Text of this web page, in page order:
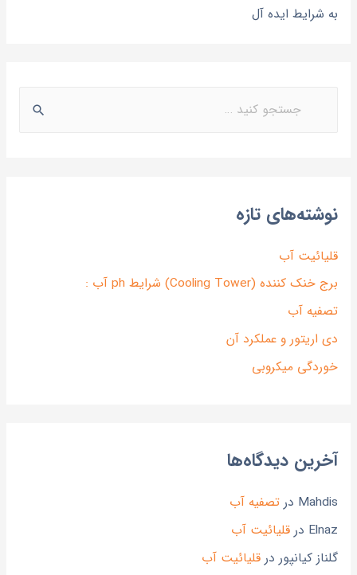
به شرایط ایده آل
نوشته‌های تازه
قلیائیت آب
برج خنک کننده (Cooling Tower) شرایط ph آب :
تصفیه آب
دی اریتور و عملکرد آن
خوردگی میکروبی
آخرین دیدگاه‌ها
Mahdis در تصفیه آب
Elnaz در قلیائیت آب
گلناز کیانپوردر قلیائیت آب